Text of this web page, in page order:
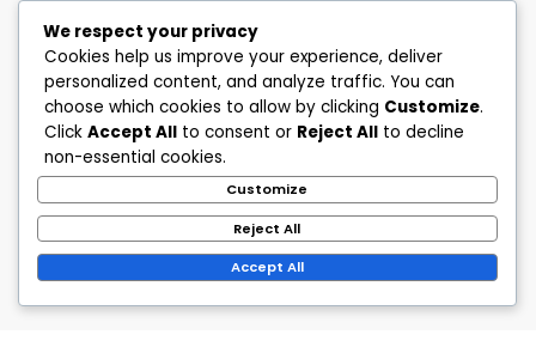
We respect your privacy
Cookies help us improve your experience, deliver
personalized content, and analyze traffic. You can
choose which cookies to allow by clicking Customize.
Click Accept All to consent or Reject All to decline
non-essential cookies.
Customize
Reject All
Accept All